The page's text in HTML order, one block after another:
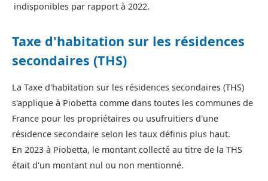
indisponibles par rapport à 2022.
Taxe d'habitation sur les résidences
secondaires (THS)
La Taxe d'habitation sur les résidences secondaires (THS)
s'applique à Piobetta comme dans toutes les communes de
France pour les propriétaires ou usufruitiers d'une
résidence secondaire selon les taux définis plus haut.
En 2023 à Piobetta, le montant collecté au titre de la THS
était d'un montant nul ou non mentionné.